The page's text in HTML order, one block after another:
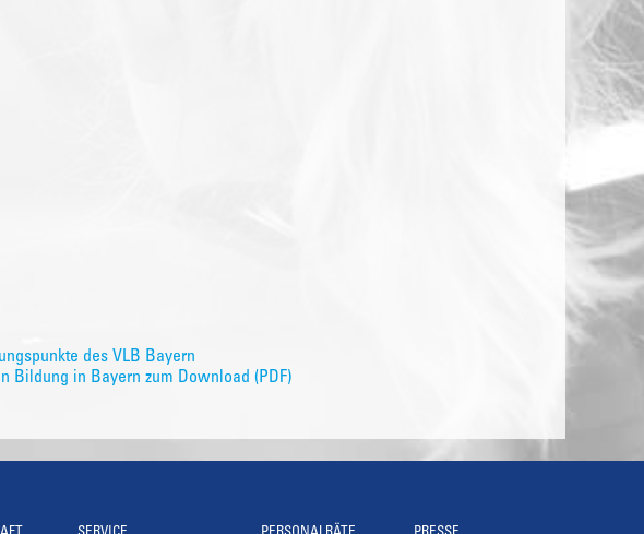
des VLB Bayern
Bildung in Bayern zum Download (PDF)